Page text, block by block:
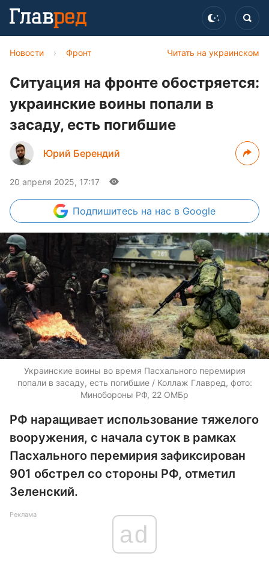
Читать на украинском
Новости › Фронт
Ситуация на фронте обостряется:
украинские воины попали в
засаду, есть погибшие
Юрий Берендий
20 апреля 2025, 17:17
Подпишитесь на нас в Google
Украинские воины во время Пасхального перемирия
попали в засаду, есть погибшие / Коллаж Главред, фото:
Минобороны РФ, 22 ОМБр
РФ наращивает использование тяжелого
вооружения, с начала суток в рамках
Пасхального перемирия зафиксирован
901 обстрел со стороны РФ, отметил
Зеленский.
Реклама
ad